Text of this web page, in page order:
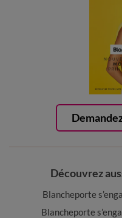
Découvrez
Blancheporte
Blancheporte